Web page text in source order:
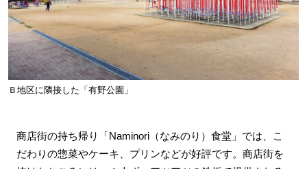
Ｂ地区に隣接した「有野公園」
商店街の持ち帰り「Naminori（なみのり）食堂」では、こ
だわりの惣菜やケーキ、プリンなどが好評です。商店街を